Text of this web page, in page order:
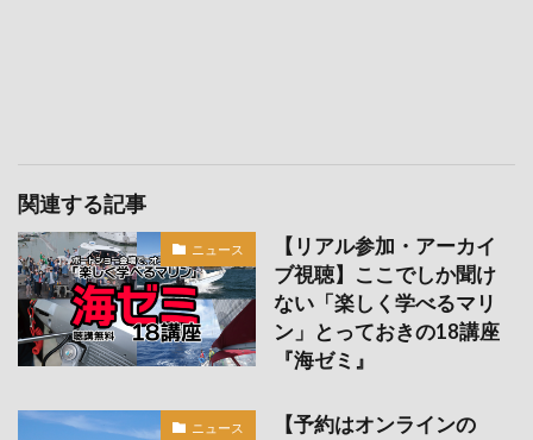
関連する記事
ニュース
【リアル参加・アーカイ
ブ視聴】ここでしか聞け
ない「楽しく学べるマリ
ン」とっておきの18講座
『海ゼミ』
ニュース
【予約はオンラインの